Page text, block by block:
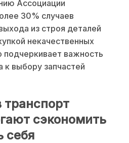
Ассоциации
30% случаев
из строя деталей
некачественных
важность
к выбору запчастей
транспорт
сэкономить
себя